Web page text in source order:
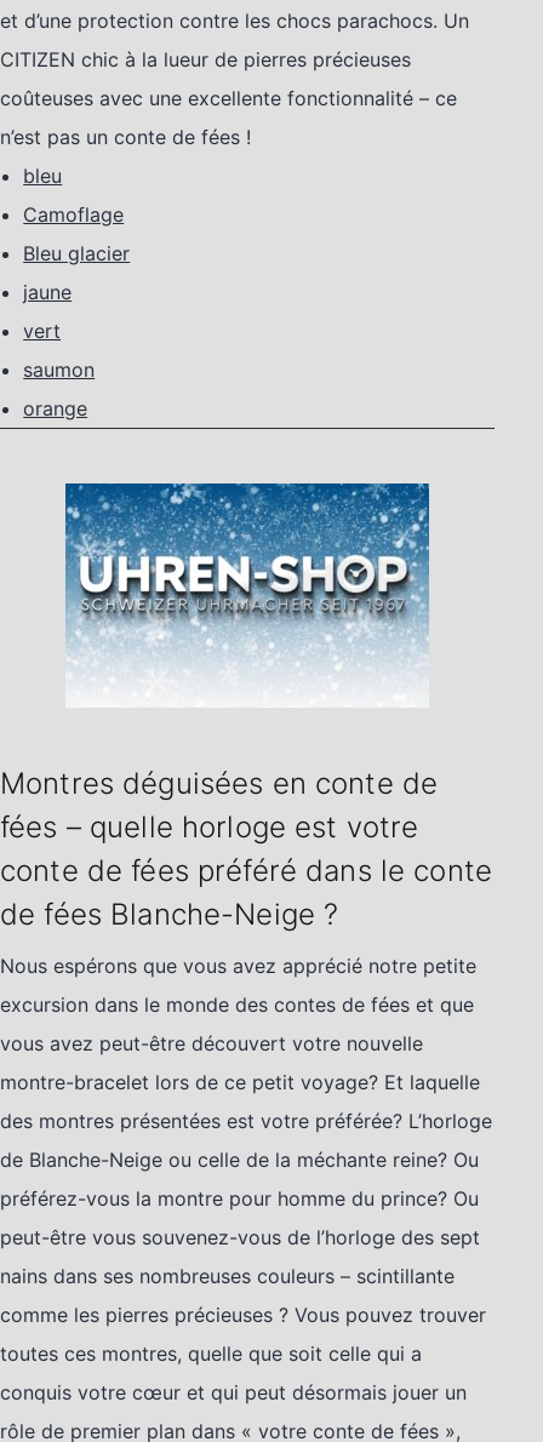
et d’une protection contre les chocs parachocs. Un
CITIZEN chic à la lueur de pierres précieuses
coûteuses avec une excellente fonctionnalité – ce
n’est pas un conte de fées !
bleu
Camoflage
Bleu glacier
jaune
vert
saumon
orange
Montres déguisées en conte de
fées – quelle horloge est votre
conte de fées préféré dans le conte
de fées Blanche-Neige ?
Nous espérons que vous avez apprécié notre petite
excursion dans le monde des contes de fées et que
vous avez peut-être découvert votre nouvelle
montre-bracelet lors de ce petit voyage? Et laquelle
des montres présentées est votre préférée? L’horloge
de Blanche-Neige ou celle de la méchante reine? Ou
préférez-vous la montre pour homme du prince? Ou
peut-être vous souvenez-vous de l’horloge des sept
nains dans ses nombreuses couleurs – scintillante
comme les pierres précieuses ? Vous pouvez trouver
toutes ces montres, quelle que soit celle qui a
conquis votre cœur et qui peut désormais jouer un
rôle de premier plan dans « votre conte de fées »,